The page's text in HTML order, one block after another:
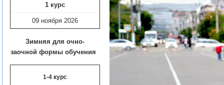
1 курс
09 ноября 2026
Зимняя для очно-
заочной формы обучения
1-4 курс